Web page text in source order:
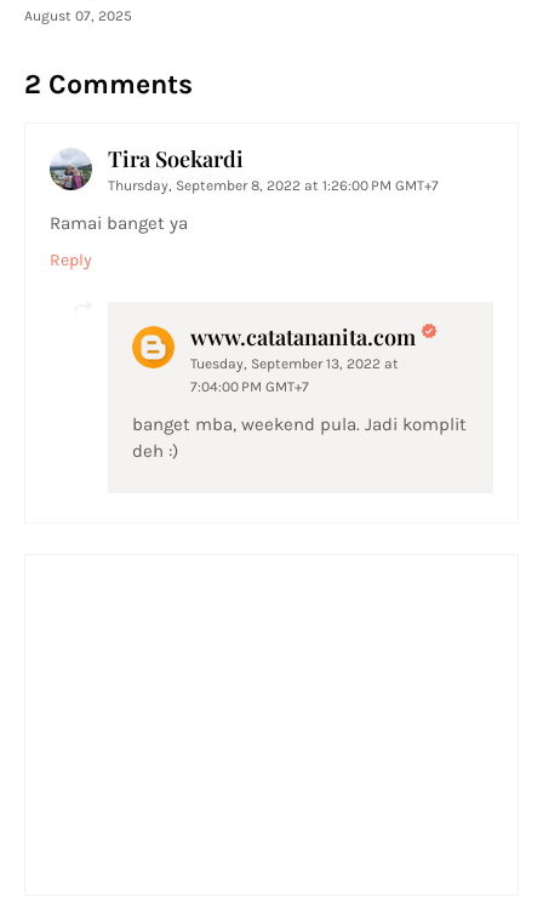
August 07, 2025
2 Comments
Tira Soekardi
Thursday, September 8, 2022 at 1:26:00 PM GMT+7
Ramai banget ya
Reply
www.catatananita.com
Tuesday, September 13, 2022 at
7:04:00 PM GMT+7
banget mba, weekend pula. Jadi komplit
deh :)